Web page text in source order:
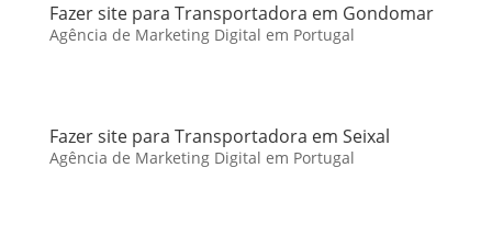
Fazer site para Transportadora em Gondomar
Agência de Marketing Digital em Portugal
Fazer site para Transportadora em Seixal
Agência de Marketing Digital em Portugal